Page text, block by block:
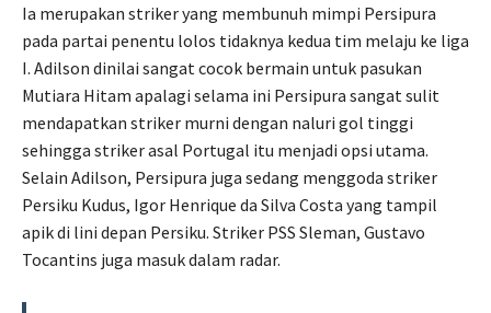
Ia merupakan striker yang membunuh mimpi Persipura
pada partai penentu lolos tidaknya kedua tim melaju ke liga
I. Adilson dinilai sangat cocok bermain untuk pasukan
Mutiara Hitam apalagi selama ini Persipura sangat sulit
mendapatkan striker murni dengan naluri gol tinggi
sehingga striker asal Portugal itu menjadi opsi utama.
Selain Adilson, Persipura juga sedang menggoda striker
Persiku Kudus, Igor Henrique da Silva Costa yang tampil
apik di lini depan Persiku. Striker PSS Sleman, Gustavo
Tocantins juga masuk dalam radar.